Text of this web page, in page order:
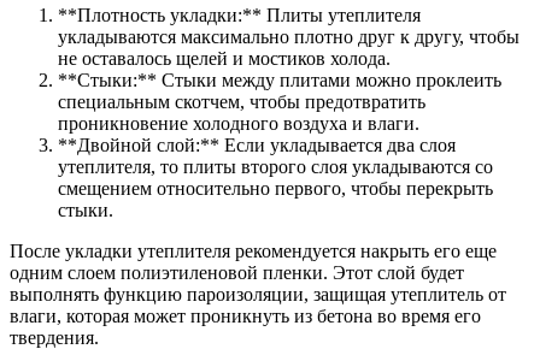
**Плотность укладки:** Плиты утеплителя
укладываются максимально плотно друг к другу, чтобы
не оставалось щелей и мостиков холода.
**Стыки:** Стыки между плитами можно проклеить
специальным скотчем, чтобы предотвратить
проникновение холодного воздуха и влаги.
**Двойной слой:** Если укладывается два слоя
утеплителя, то плиты второго слоя укладываются со
смещением относительно первого, чтобы перекрыть
стыки.
После укладки утеплителя рекомендуется накрыть его еще
одним слоем полиэтиленовой пленки. Этот слой будет
выполнять функцию пароизоляции, защищая утеплитель от
влаги, которая может проникнуть из бетона во время его
твердения.